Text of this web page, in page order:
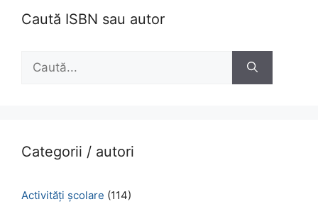
Caută ISBN sau autor
Caută
Categorii / autori
Activităţi şcolare (114)